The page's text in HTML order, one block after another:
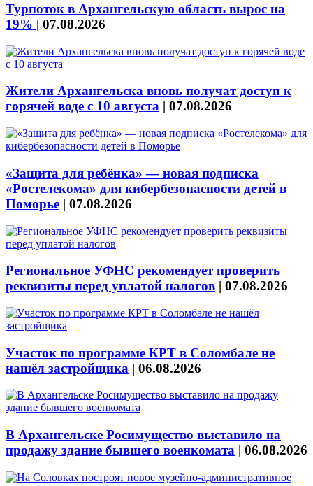
Турпоток в Архангельскую область вырос на
19% | 07.08.2026
Жители Архангельска вновь получат доступ к
горячей воде с 10 августа | 07.08.2026
«Защита для ребёнка» — новая подписка
«Ростелекома» для кибербезопасности детей в
Поморье | 07.08.2026
Региональное УФНС рекомендует проверить
реквизиты перед уплатой налогов | 07.08.2026
Участок по программе КРТ в Соломбале не
нашёл застройщика | 06.08.2026
В Архангельске Росимущество выставило на
продажу здание бывшего военкомата | 06.08.2026